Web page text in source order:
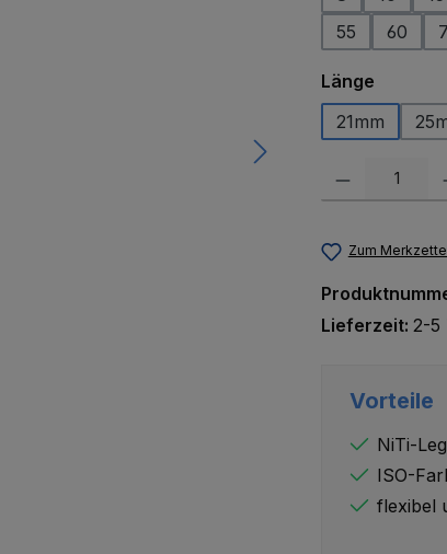
55
60
Länge
21mm
Produkt
Zum
Lieferzeit: 2-5
Vorteile
NiTi-
ISO-
flexibel